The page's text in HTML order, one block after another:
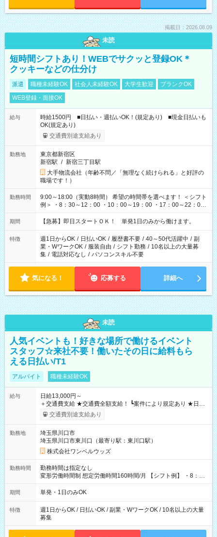
掲載日：2026.08.09
未読
短時間シフトあり！WEBでサクッと登録OK＊
クッキーなどの仕分け
派遣 職種未経験OK 社会人未経験OK 大学生歓迎
ブランクOK
WEB登録・面接OK
給与
時給1500円 ■日払い・週払いOK！(規定あり) ■現金日払いも
OK(規定あり)
交通費別途支給あり
勤務地
東京都新宿区
新宿駅 / 新宿三丁目駅
大手物流会社（年齢不問／「無理なく続けられる」と好評の
職場です！）
勤務時間
9:00～18:00（実動8時間） 希望の時間帯を選べます！ ＜シフト
例＞ ・8：30～12：00 ・10：00～19：00 ・17：00～22：00
・13：00～22：00 ・22：00～翌6：00 など
期間 【急募】即日スタートＯＫ！ 単発1日のみから働けます。
特徴 週1日からOK / 日払いOK / 履歴書不要 / 40～50代活躍中 / 副
業・WワークOK / 服装自由 / シフト勤務 / 10名以上の大量募
集 / 電話対応なし / パソコンスキル不要
気になる！ 応募する 詳細へ
未読
人気イベントも！好きな場所で働けるイベント
スタッフ☆来社不要！働いたその日に給料もら
える日払い/T1
アルバイト 職種未経験OK
給与
日給13,000円～
＋交通費支給 ★交通費全額支給！ ┗案件により規定あり ★日払
いOK！（規定あり） ┗働いたその日に現金GET♪ お仕事後はコ
ンビニATMから 日払い分を引き落とせます！ 【試用期間】試
交通費別途支給あり
勤務地
埼玉県川口市
埼玉県川口市東川口（最寄り駅：東川口駅）
株式会社ワンベルウッズ
勤務時間
勤務時間は指定なし
変形労働時間制 想定労働時間160時間/月 【シフト例】 ・8：00
～21：00
期間 単発・1日のみOK
特徴
週1日からOK / 日払いOK / 副業・WワークOK / 10名以上の大量
募集